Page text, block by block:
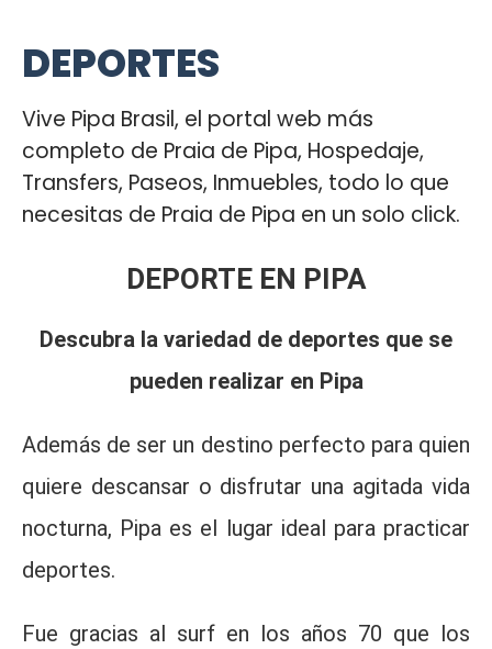
DEPORTES
Vive Pipa Brasil, el portal web más
completo de Praia de Pipa, Hospedaje,
Transfers, Paseos, Inmuebles, todo lo que
necesitas de Praia de Pipa en un solo click.
DEPORTE EN PIPA
Descubra la variedad de deportes que se
pueden realizar en Pipa
Además de ser un destino perfecto para quien
quiere descansar o disfrutar una agitada vida
nocturna, Pipa es el lugar ideal para practicar
deportes.
Fue gracias al surf en los años 70 que los